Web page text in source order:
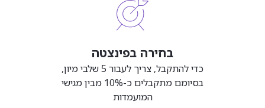
בחירה בפינצטה
כדי להתקבל, צריך לעבור 5 שלבי מיון,
בסיומם מתקבלים כ-10% מבין מגישי
המועמדות